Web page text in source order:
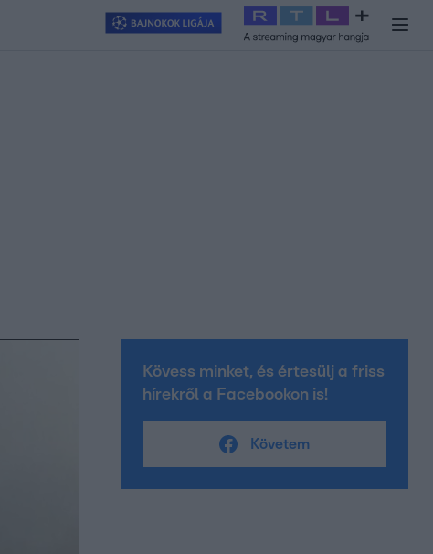
Exek csatája 2026 Celeb vagyok, ments ki innen
Kövess minket, és értesülj a friss
hírekről a Facebookon is!
Követem